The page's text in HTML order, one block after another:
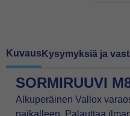
Kuvaus Kysymyksiä ja
SORMIRUUVI
Alkuperäinen Vallox
paikalleen. Palauttaa